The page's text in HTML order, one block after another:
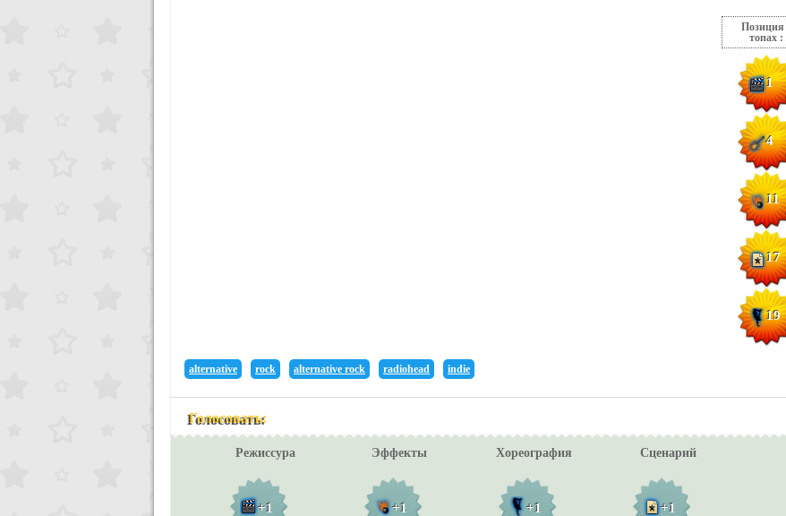
Позиция
топах :
1
4
11
17
19
alternative rock alternative rock radiohead indie
Голосовать:
Режиссура Эффекты Хореография Сценарий
+1 +1 +1 +1